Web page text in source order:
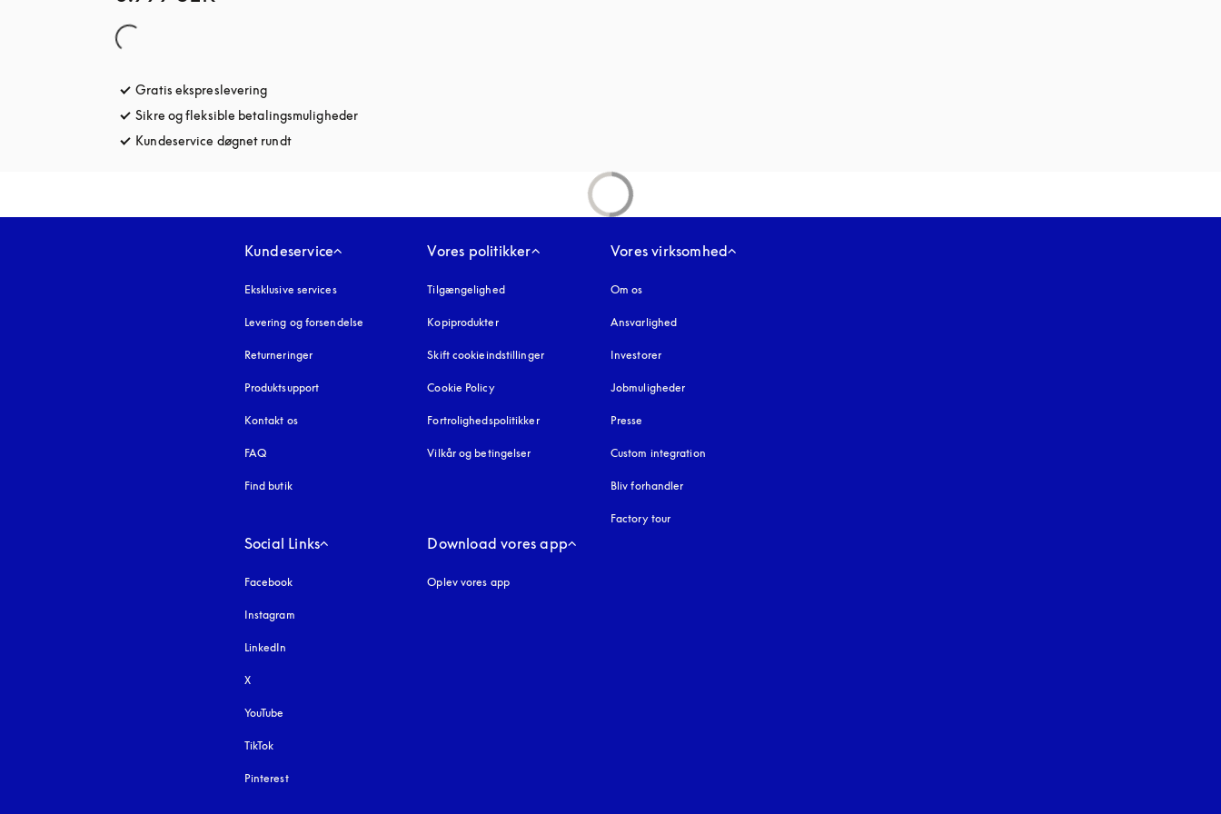
Gratis ekspreslevering
Sikre og fleksible betalingsmuligheder
Kundeservice døgnet rundtåbnes under en ny fane
Kundeservice
Eksklusive services
Levering og forsendelse
Returneringer
Produktsupport
Kontakt os
FAQ
Find butik
Vores politikker
Tilgængelighedåbnes under en ny fane
Kopiprodukteråbnes under en ny fane
Skift cookieindstillinger
Cookie Policyåbnes under en ny fane
Fortrolighedspolitikkeråbnes under en ny fane
Vilkår og betingelser
Vores virksomhed
Om os
Ansvarlighed
Investorer
Jobmuligheder
Presse
Custom integration
Bliv forhandler
Factory tour
Social Links
Facebook
Instagram
LinkedIn
X
YouTube
TikTok
Pinterest
Download vores app
Oplev vores app